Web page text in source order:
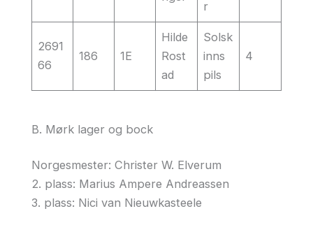
r
2691
66
186 1E
Hilde
Rost
ad
Solsk
inns
pils
4
B. Mørk lager og bock
Norgesmester: Christer W. Elverum
2. plass: Marius Ampere Andreassen
3. plass: Nici van Nieuwkasteele